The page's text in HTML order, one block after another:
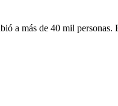
a más de 40 mil personas.